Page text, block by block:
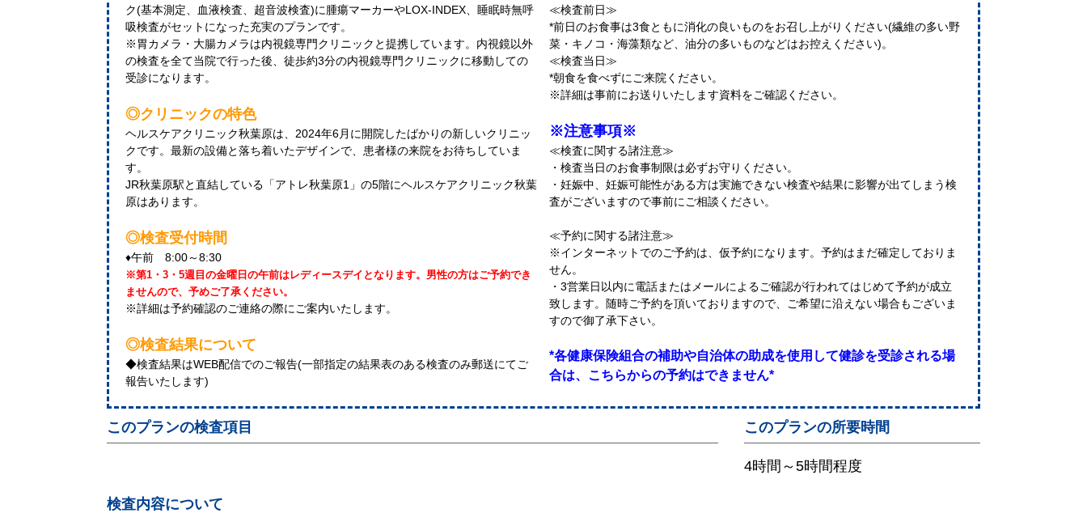
ク(基本測定、血液検査、超音波検査)に腫瘍マーカーやLOX-INDEX、睡眠時無呼
吸検査がセットになった充実のプランです。
※胃カメラ・大腸カメラは内視鏡専門クリニックと提携しています。内視鏡以外
の検査を全て当院で行った後、徒歩約3分の内視鏡専門クリニックに移動しての
受診になります。
◎クリニックの特色
ヘルスケアクリニック秋葉原は、2024年6月に開院したばかりの新しいクリニッ
クです。最新の設備と落ち着いたデザインで、患者様の来院をお待ちしていま
す。
JR秋葉原駅と直結している「アトレ秋葉原1」の5階にヘルスケアクリニック秋葉
原はあります。
◎検査受付時間
♦午前 8:00～8:30
※第1・3・5週目の金曜日の午前はレディースデイとなります。男性の方はご予約でき
ませんので、予めご了承ください。
※詳細は予約確認のご連絡の際にご案内いたします。
◎検査結果について
◆検査結果はWEB配信でのご報告(一部指定の結果表のある検査のみ郵送にてご
報告いたします)
≪検査前日≫
*前日のお食事は3食ともに消化の良いものをお召し上がりください(繊維の多い野
菜・キノコ・海藻類など、油分の多いものなどはお控えください)。
≪検査当日≫
*朝食を食べずにご来院ください。
※詳細は事前にお送りいたします資料をご確認ください。
※注意事項※
≪検査に関する諸注意≫
・検査当日のお食事制限は必ずお守りください。
・妊娠中、妊娠可能性がある方は実施できない検査や結果に影響が出てしまう検
査がございますので事前にご相談ください。
≪予約に関する諸注意≫
※インターネットでのご予約は、仮予約になります。予約はまだ確定しておりま
せん。
・3営業日以内に電話またはメールによるご確認が行われてはじめて予約が成立
致します。随時ご予約を頂いておりますので、ご希望に沿えない場合もございま
すので御了承下さい。
*各健康保険組合の補助や自治体の助成を使用して健診を受診される場
合は、こちらからの予約はできません*
このプランの所要時間
4時間～5時間程度
このプランの検査項目
検査内容について